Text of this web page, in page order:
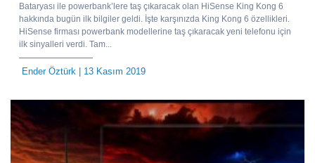
Bataryası ile powerbank’lere taş çıkaracak olan HiSense King Kong 6
hakkında bugün ilk bilgiler geldi. İşte karşınızda King Kong 6 özellikleri.
HiSense firması powerbank modellerine taş çıkaracak yeni telefonu için
ilk sinyalleri verdi. Tam...
Ender Öztürk | 13 Kasım 2019